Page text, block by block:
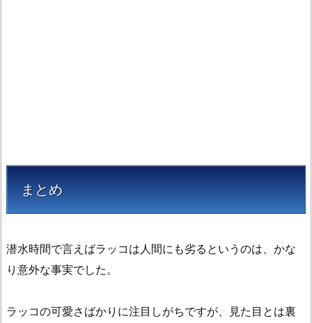
まとめ
潜水時間で言えばラッコは人間にも劣るというのは、かな
り意外な事実でした。
ラッコの可愛さばかりに注目しがちですが、見た目とは裏